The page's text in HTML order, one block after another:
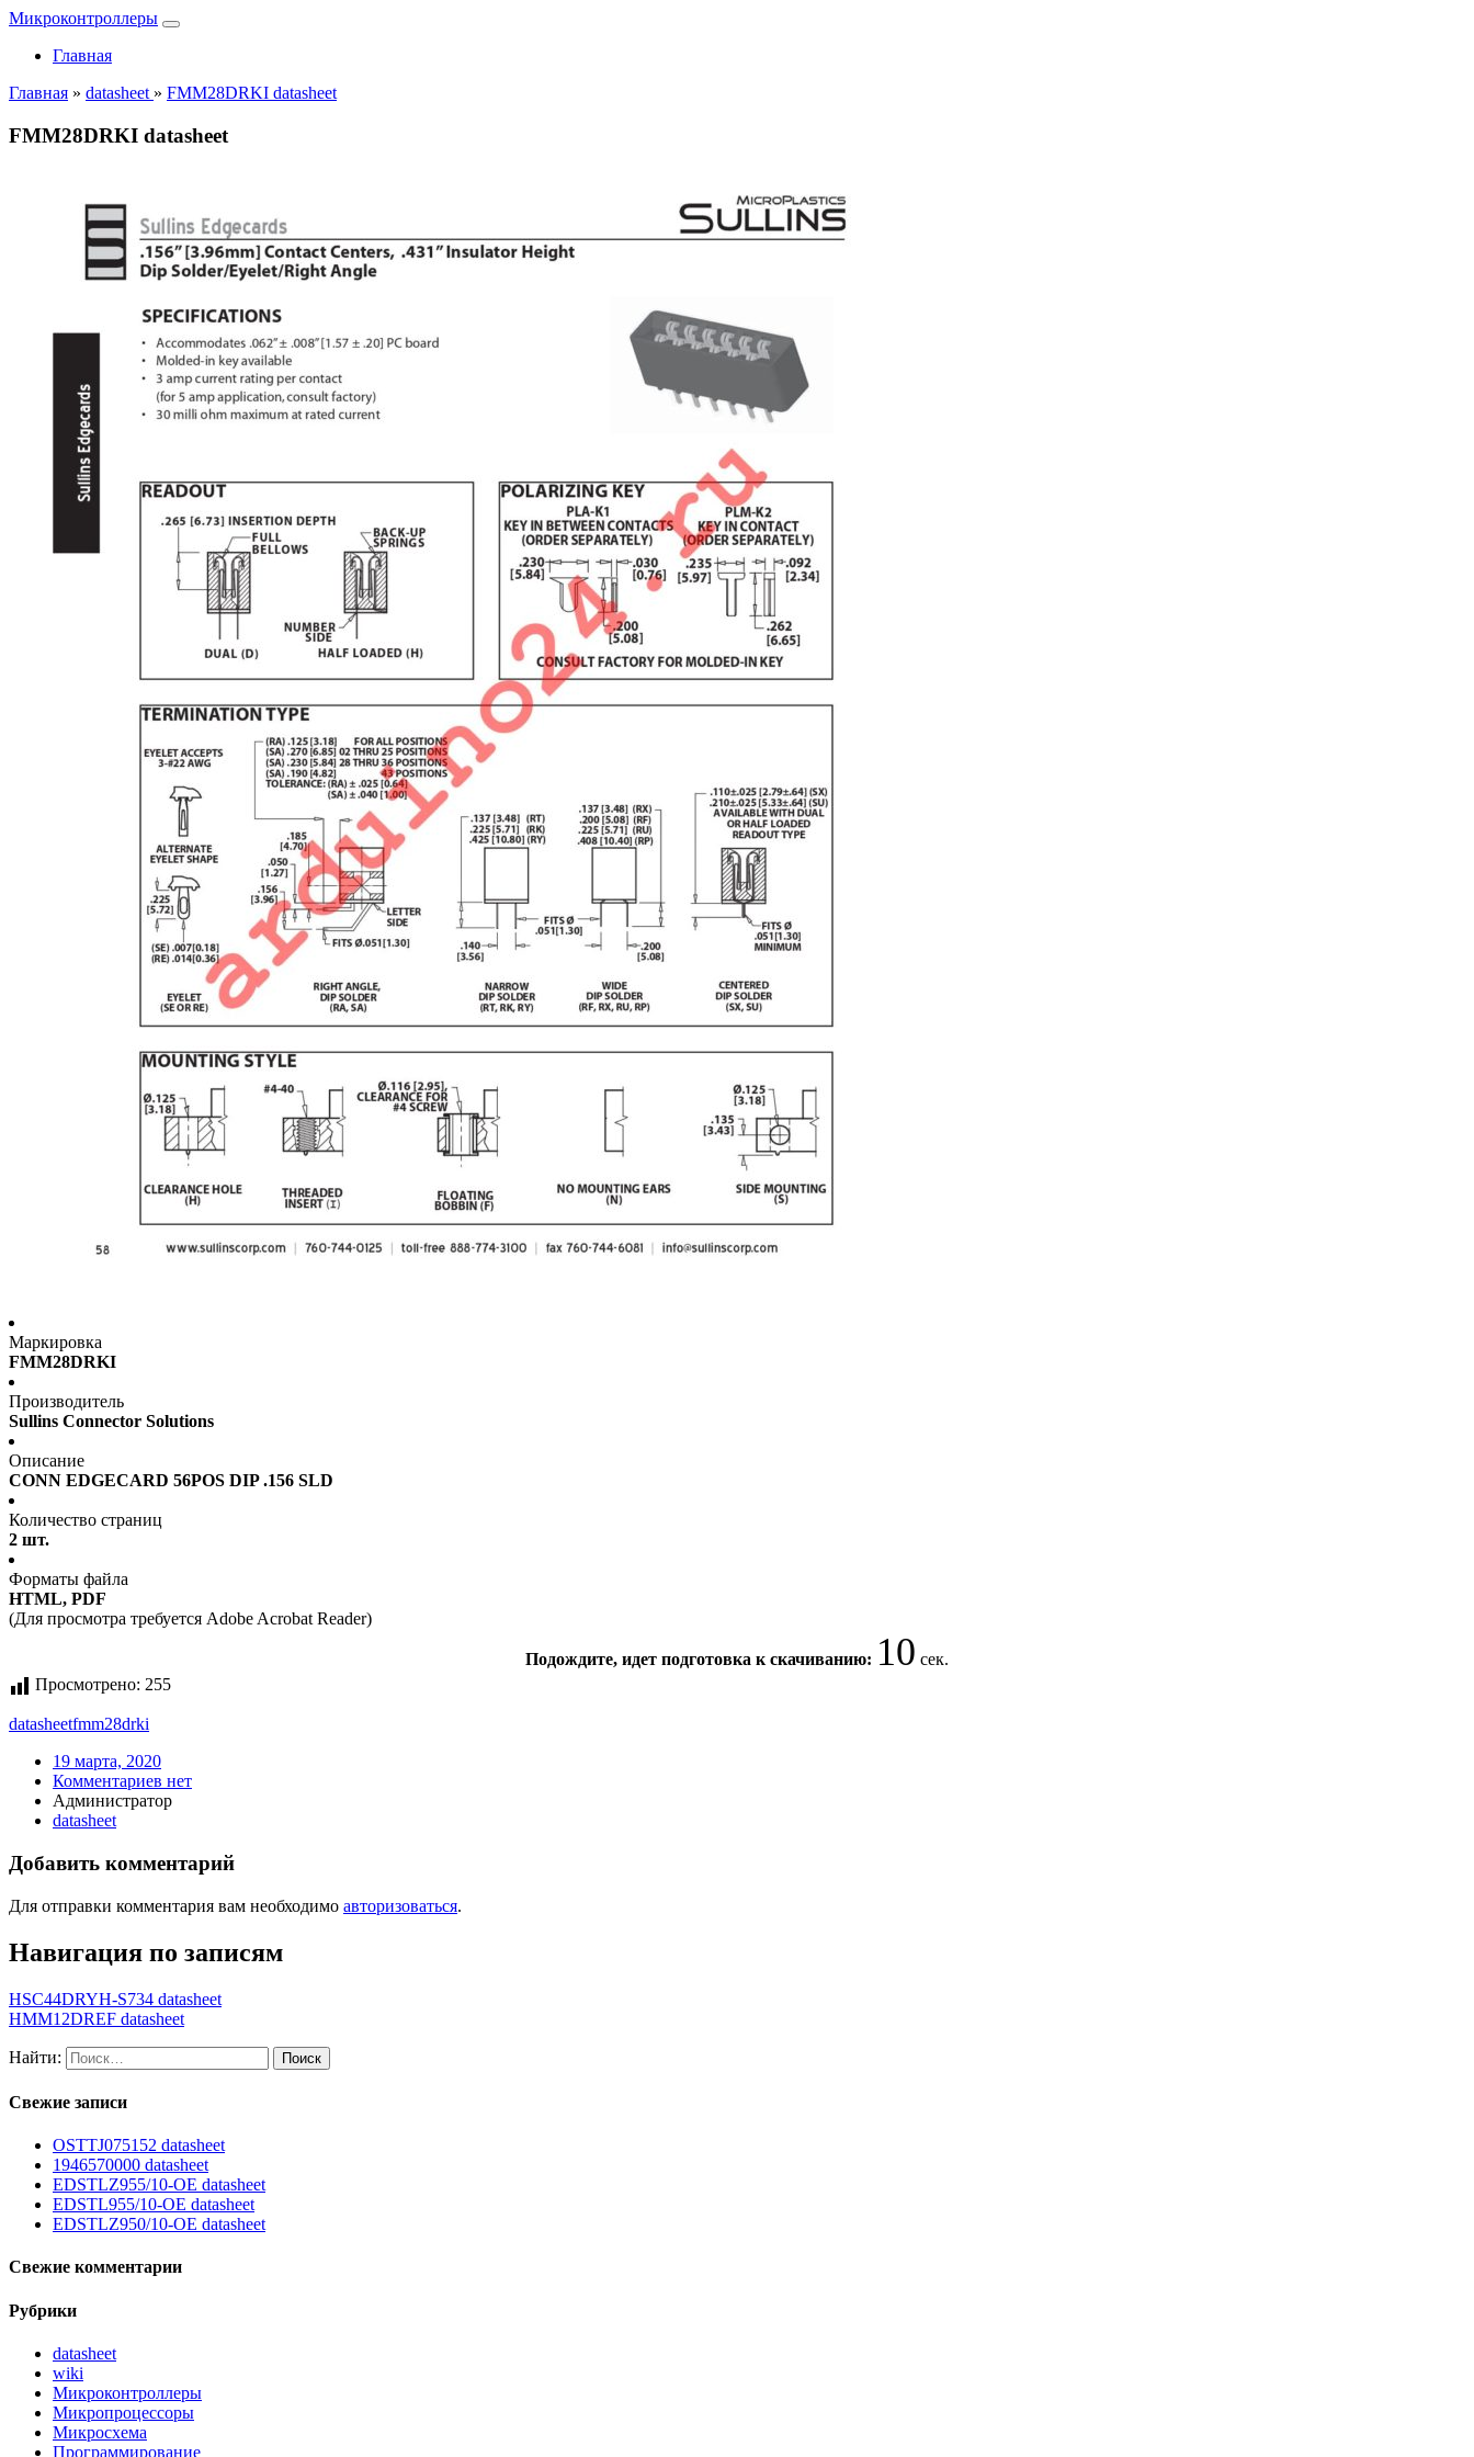
Микроконтроллеры
Главная
Главная » datasheet » FMM28DRKI datasheet
FMM28DRKI datasheet
Маркировка
FMM28DRKI
Производитель
Sullins Connector Solutions
Описание
CONN EDGECARD 56POS DIP .156 SLD
Количество страниц
2 шт.
Форматы файла
HTML, PDF
(Для просмотра требуется Adobe Acrobat Reader)
Подождите, идет подготовка к скачиванию: 10 сек.
Просмотрено: 255
datasheetfmm28drki
19 марта, 2020
Комментариев нет
Администратор
datasheet
Добавить комментарий
Для отправки комментария вам необходимо авторизоваться.
Навигация по записям
HSC44DRYH-S734 datasheet
HMM12DREF datasheet
Найти:
Свежие записи
OSTTJ075152 datasheet
1946570000 datasheet
EDSTLZ955/10-OE datasheet
EDSTL955/10-OE datasheet
EDSTLZ950/10-OE datasheet
Свежие комментарии
Рубрики
datasheet
wiki
Микроконтроллеры
Микропроцессоры
Микросхема
Программирование